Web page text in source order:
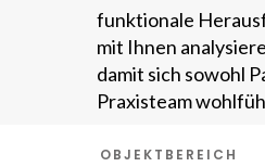
funktionale
mit Ihnen
damit sich sowohl
Praxisteam
OBJEKTBEREICH